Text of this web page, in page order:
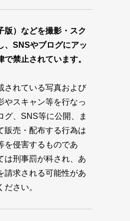
版）などを撮影・スク
、SNSやブログにアッ
で禁止されています。
されている写真および
やスキャン等を行なっ
グ、SNS等に公開、ま
販売・配布する行為は
を侵害するものであ
は刑事罰が科され、あ
請求される可能性があ
ださい。